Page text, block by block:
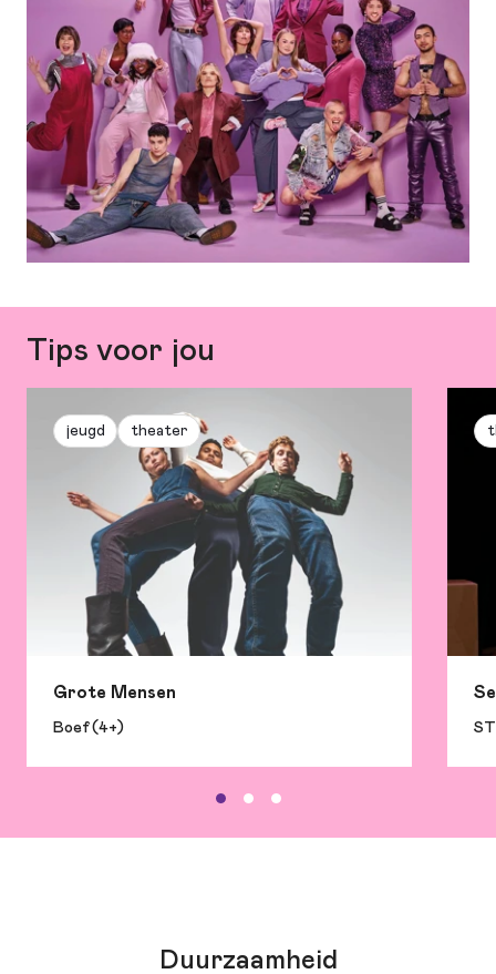
Tips voor jou
jeugd theater
Grote Mensen
Boef (4+)
Duurzaamheid